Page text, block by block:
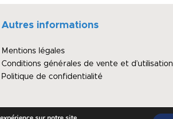
Autres informations
Mentions légales
Conditions générales de vente et d’utilisation
Politique de confidentialité